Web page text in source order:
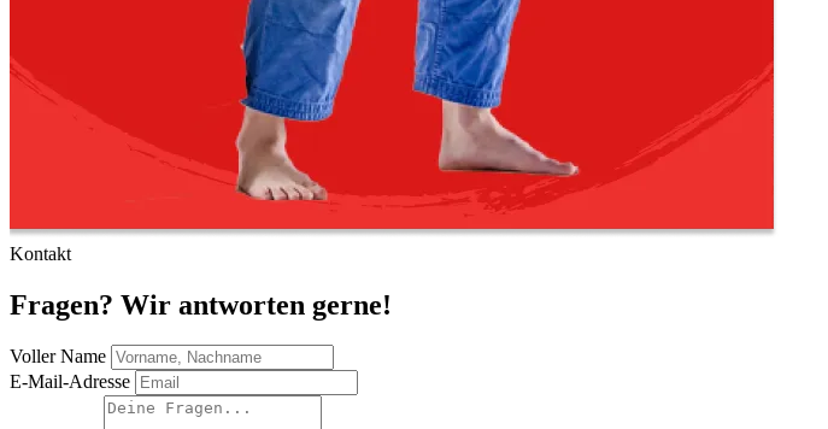
Kontakt
Fragen? Wir antworten gerne!
Voller Name
E-Mail-Adresse